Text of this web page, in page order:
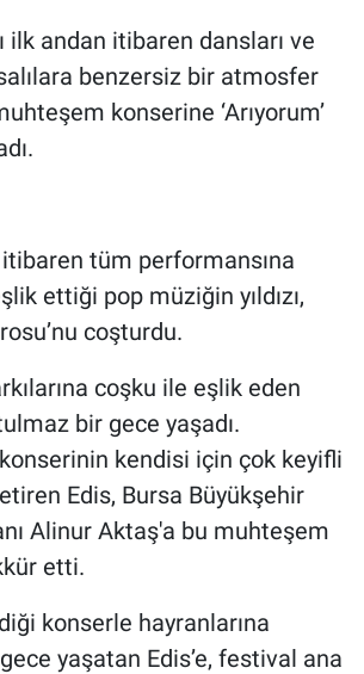
ilk andan itibaren dansları ve
benzersiz bir atmosfer
konserine ‘Arıyorum’
itibaren tüm performansına
ettiği pop müziğin yıldızı,
coşturdu.
coşku ile eşlik eden
bir gece yaşadı.
kendisi için çok keyifli
Edis, Bursa Büyükşehir
Alinur Aktaş'a bu muhteşem
etti.
konserle hayranlarına
yaşatan Edis’e, festival ana